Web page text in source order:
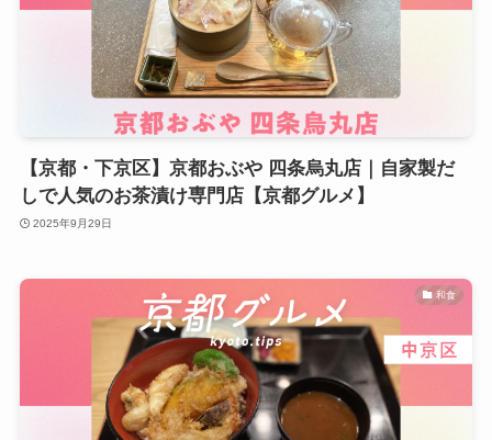
【京都・下京区】京都おぶや 四条烏丸店｜自家製だ
しで人気のお茶漬け専門店【京都グルメ】
2025年9月29日
和食